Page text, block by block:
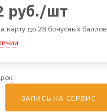
руб./шт
карту до 28 бонусных баллов
ЗАПИСЬ НА СЕРВИС